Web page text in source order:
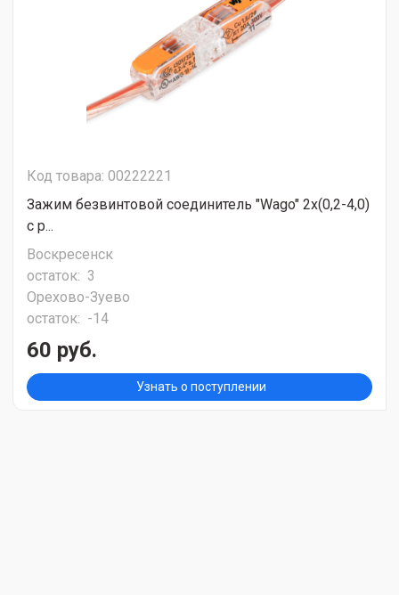
Код товара: 00222221
Зажим безвинтовой соединитель "Wago" 2х(0,2-4,0)
с р...
Воскресенск
остаток: 3
Орехово-Зуево
остаток: -14
60 руб.
Узнать о поступлении